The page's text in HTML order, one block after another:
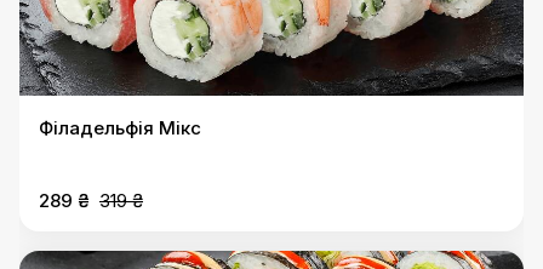
Філадельфія Мікс
289 ₴ 319 ₴